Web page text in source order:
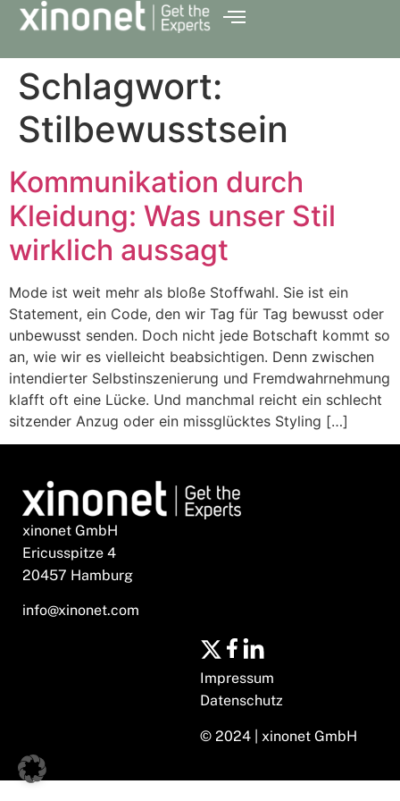
Schlagwort:
Stilbewusstsein
Kommunikation durch
Kleidung: Was unser Stil
wirklich aussagt
Mode ist weit mehr als bloße Stoffwahl. Sie ist ein
Statement, ein Code, den wir Tag für Tag bewusst oder
unbewusst senden. Doch nicht jede Botschaft kommt so
an, wie wir es vielleicht beabsichtigen. Denn zwischen
intendierter Selbstinszenierung und Fremdwahrnehmung
klafft oft eine Lücke. Und manchmal reicht ein schlecht
sitzender Anzug oder ein missglücktes Styling […]
xinonet GmbH
Ericusspitze 4
20457 Hamburg
info@xinonet.com
Impressum
Datenschutz
© 2024 | xinonet GmbH